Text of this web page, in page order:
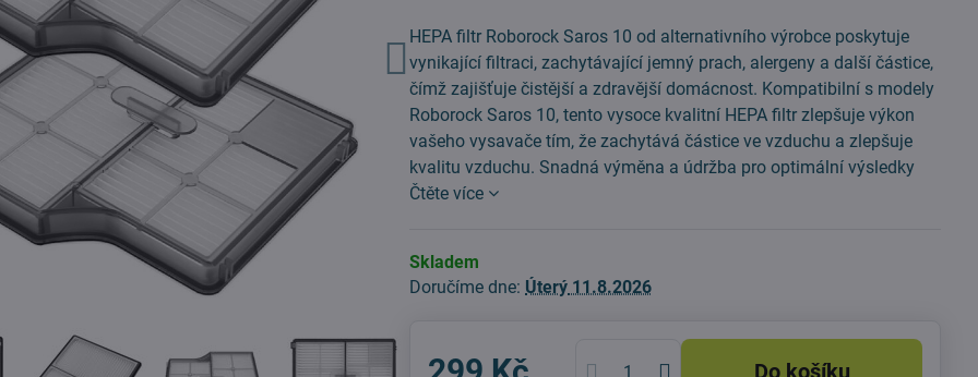
HEPA filtr Roborock Saros 10 od alternativního výrobce poskytuje
vynikající filtraci, zachytávající jemný prach, alergeny a další částice,
čímž zajišťuje čistější a zdravější domácnost. Kompatibilní s modely
Roborock Saros 10, tento vysoce kvalitní HEPA filtr zlepšuje výkon
vašeho vysavače tím, že zachytává částice ve vzduchu a zlepšuje
kvalitu vzduchu. Snadná výměna a údržba pro optimální výsledky
Čtěte více
Skladem
Doručíme dne: Úterý 11.8.2026
Do košíku